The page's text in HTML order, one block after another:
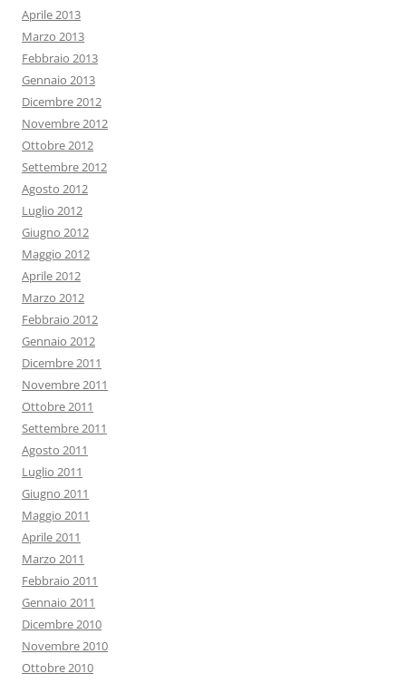
Aprile 2013
Marzo 2013
Febbraio 2013
Gennaio 2013
Dicembre 2012
Novembre 2012
Ottobre 2012
Settembre 2012
Agosto 2012
Luglio 2012
Giugno 2012
Maggio 2012
Aprile 2012
Marzo 2012
Febbraio 2012
Gennaio 2012
Dicembre 2011
Novembre 2011
Ottobre 2011
Settembre 2011
Agosto 2011
Luglio 2011
Giugno 2011
Maggio 2011
Aprile 2011
Marzo 2011
Febbraio 2011
Gennaio 2011
Dicembre 2010
Novembre 2010
Ottobre 2010